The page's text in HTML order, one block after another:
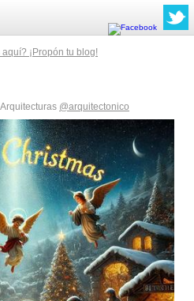
¡Propón tu blog!
@arquitectonico